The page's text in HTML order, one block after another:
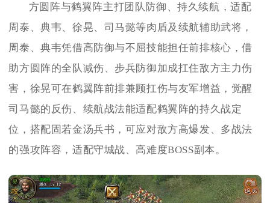
方圆阵与鹤翼阵主打团队防御、持久续航，适配
周泰、典韦、徐晃、司马懿等肉盾及续航辅助武将，
周泰、典韦凭借高防御与不屈技能担任前排核心，借
助方圆阵的全队减伤、步兵防御加成扛住敌方主力伤
害，徐晃可在鹤翼阵前排兼顾扛伤与友军增益，觉醒
司马懿的反伤、续航战法能适配鹤翼阵的持久战定
位，搭配固若金汤兵书，可应对敌方高爆发、多战法
的强攻阵容，适配守城战、高难度BOSS副本。